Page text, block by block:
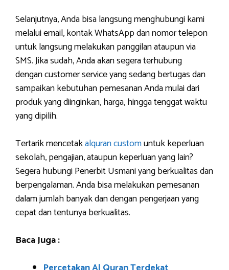
Selanjutnya, Anda bisa langsung menghubungi kami
melalui email, kontak WhatsApp dan nomor telepon
untuk langsung melakukan panggilan ataupun via
SMS. Jika sudah, Anda akan segera terhubung
dengan customer service yang sedang bertugas dan
sampaikan kebutuhan pemesanan Anda mulai dari
produk yang diinginkan, harga, hingga tenggat waktu
yang dipilih.
Tertarik mencetakalquran customuntuk keperluan
sekolah, pengajian, ataupun keperluan yang lain?
Segera hubungi Penerbit Usmani yang berkualitas dan
berpengalaman. Anda bisa melakukan pemesanan
dalam jumlah banyak dan dengan pengerjaan yang
cepat dan tentunya berkualitas.
Baca Juga :